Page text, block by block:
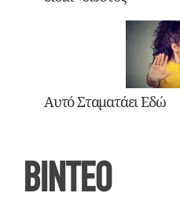
Αυτό Σταματάει Εδώ
ΒΙΝΤΕΟ